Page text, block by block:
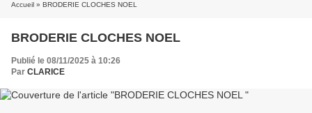
Accueil » BRODERIE CLOCHES NOEL
BRODERIE CLOCHES NOEL
Publié le 08/11/2025 à 10:26
Par CLARICE